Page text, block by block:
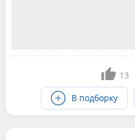
13
В подборку